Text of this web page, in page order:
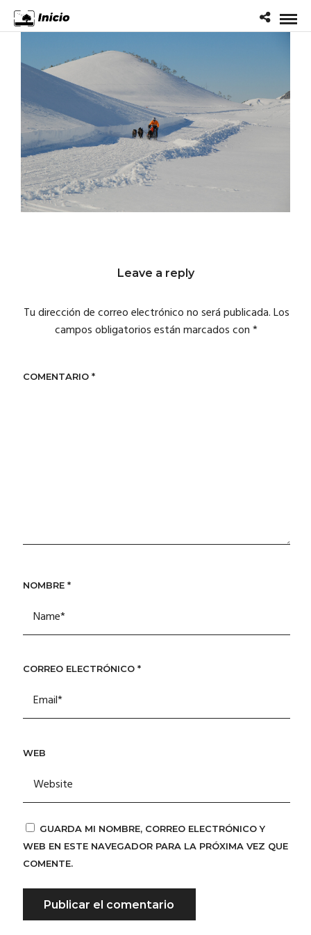
Leave a reply
Tu dirección de correo electrónico no será publicada.Los
campos obligatorios están marcados con*
COMENTARIO *
NOMBRE *
CORREO ELECTRÓNICO *
WEB
GUARDA MI NOMBRE, CORREO ELECTRÓNICO Y
WEB EN ESTE NAVEGADOR PARA LA PRÓXIMA VEZ QUE
COMENTE.